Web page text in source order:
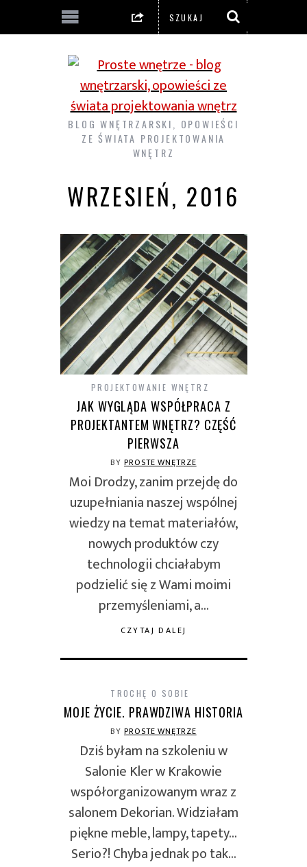
BLOG WNĘTRZARSKI, OPOWIEŚCI
ZE ŚWIATA PROJEKTOWANIA
WNĘTRZ
WRZESIEŃ, 2016
PROJEKTOWANIE WNĘTRZ
JAK WYGLĄDA WSPÓŁPRACA Z
PROJEKTANTEM WNĘTRZ? CZĘŚĆ
PIERWSZA
BYPROSTE WNĘTRZE
Moi Drodzy, zanim przejdę do
uzupełniania naszej wspólnej
wiedzy na temat materiałów,
nowych produktów czy
technologii chciałabym
podzielić się z Wami moimi
przemyśleniami, a…
CZYTAJ DALEJ
TROCHĘ O SOBIE
MOJE ŻYCIE. PRAWDZIWA HISTORIA
BYPROSTE WNĘTRZE
Dziś byłam na szkoleniu w
Salonie Kler w Krakowie
współorganizowanym wraz z
salonem Dekorian. Widziałam
piękne meble, lampy, tapety…
Serio?! Chyba jednak po tak…